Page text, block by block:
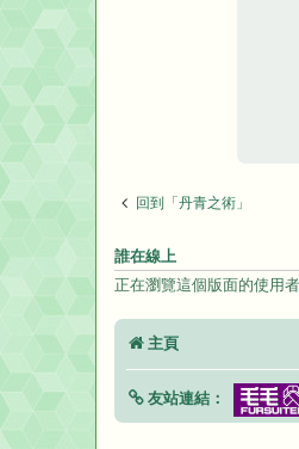
回到「丹青之術」
誰在線上
正在瀏覽這個版面的使用
主頁
友站連結：